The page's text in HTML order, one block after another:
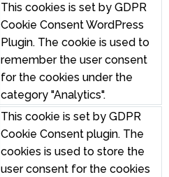
This cookies is set by GDPR
Cookie Consent WordPress
Plugin. The cookie is used to
remember the user consent
for the cookies under the
category "Analytics".
This cookie is set by GDPR
Cookie Consent plugin. The
cookies is used to store the
user consent for the cookies